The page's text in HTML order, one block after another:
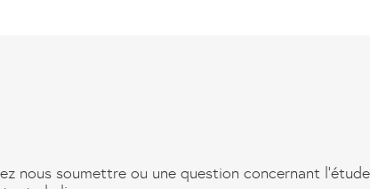
nous soumettre ou une question concernant